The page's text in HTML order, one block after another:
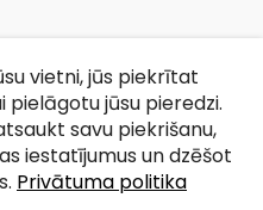
vietni, jūs piekrītat
jūsu pieredzi.
savu piekrišanu,
iestatījumus un dzēšot
Privātuma politika